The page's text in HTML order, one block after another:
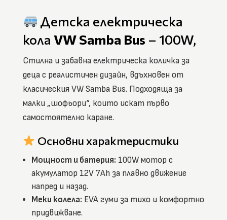
Детска електрическа
кола VW Samba Bus – 100W,
Стилна и забавна електрическа количка за
деца с реалистичен дизайн, вдъхновен от
класическия VW Samba Bus. Подходяща за
малки „шофьори“, които искат първо
самостоятелно каране.
Основни характеристики
Мощност и батерия: 100W мотор с
акумулатор 12V 7Ah за плавно движение
напред и назад.
Меки колела: EVA гуми за тихо и комфортно
придвижване.